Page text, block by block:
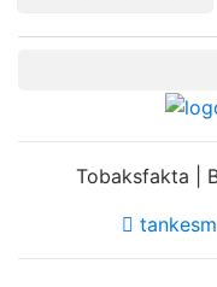
Tobaksfakta |